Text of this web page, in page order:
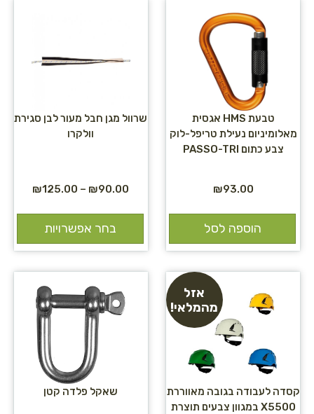
טבעת HMS אגסית
מאלומיניום נעילת טריפל-לוק
צבע כתום PASSO-TRI
₪93.00
הוספה לסל
שרוול מגן חבל מעור לבן סגירת
וולקרו
₪90.00
–
₪125.00
בחר אפשרויות
אזל
מהמלאי!
קסדה לעבודה בגובה מאווררת
X5500 במגוון צבעים תוצרת
שאקל פלדה קטן